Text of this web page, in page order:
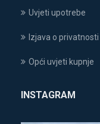
Uvjeti upotrebe
Izjava o privatnosti
Opći uvjeti kupnje
INSTAGRAM